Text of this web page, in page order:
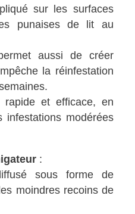
sur les surfaces
punaises de lit au
aussi de créer
la réinfestation
rapide et efficace, en
infestations modérées
:
sous forme de
moindres recoins de